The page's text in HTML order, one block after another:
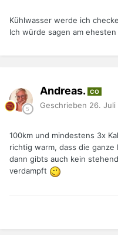
Kühlwasser werde ich
Ich würde sagen am
Andreas. CO
Geschrieben 26. Juli
100km und mindestens 3x
richtig warm, dass die
dann gibts auch kein
verdampft